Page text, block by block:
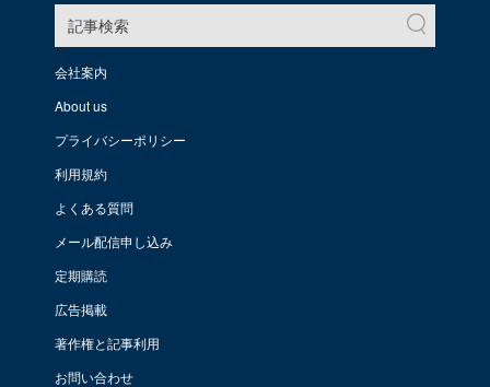
記事検索
会社案内
About us
プライバシーポリシー
利用規約
よくある質問
メール配信申し込み
定期購読
広告掲載
著作権と記事利用
お問い合わせ